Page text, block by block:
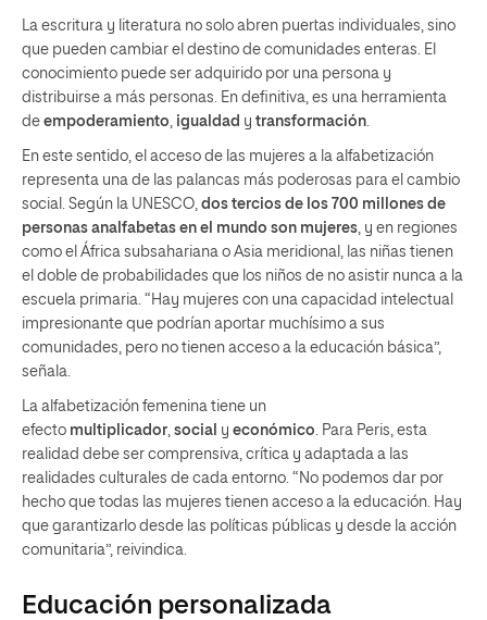
La escritura y literatura no solo abren puertas individuales, sino
que pueden cambiar el destino de comunidades enteras. El
conocimiento puede ser adquirido por una persona y
distribuirse a más personas. En definitiva, es una herramienta
de empoderamiento igualdad y transformación
En este sentido, el acceso de las mujeres a la alfabetización
representa una de las palancas más poderosas para el cambio
social. Según la UNESCO, dos tercios de los 700 millones de
personas analfabetas en el mundo son mujeres , y en regiones
como el África subsahariana o Asia meridional, las niñas tienen
el doble de probabilidades que los niños de no asistir nunca a la
escuela primaria. “Hay mujeres con una capacidad intelectual
impresionante que podrían aportar muchísimo a sus
comunidades, pero no tienen acceso a la educación básica”,
señala.
La alfabetización femenina tiene un
efecto multiplicador social y económico . Para Peris, esta
realidad debe ser comprensiva, crítica y adaptada a las
realidades culturales de cada entorno. “No podemos dar por
hecho que todas las mujeres tienen acceso a la educación. Hay
que garantizarlo desde las políticas públicas y desde la acción
comunitaria”, reivindica.
Educación personalizada